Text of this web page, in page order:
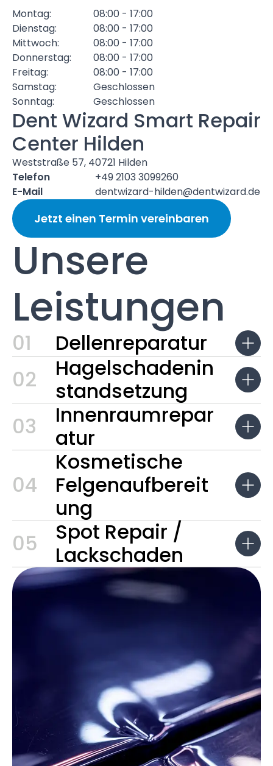
Montag:
08:00 - 17:00
Dienstag:
08:00 - 17:00
Mittwoch:
08:00 - 17:00
Donnerstag:
08:00 - 17:00
Freitag:
08:00 - 17:00
Samstag:
Geschlossen
Sonntag:
Geschlossen
Dent Wizard Smart Repair
Center Hilden
Weststraße 57, 40721 Hilden
Telefon
+49 2103 3099260
E-Mail
dentwizard-hilden@dentwizard.de
Jetzt einen Termin vereinbaren
Unsere
Leistungen
01
Dellenreparatur
02
Hagelschadenin
standsetzung
03
Innenraumrepar
atur
04
Kosmetische
Felgenaufbereit
ung
05
Spot Repair /
Lackschaden